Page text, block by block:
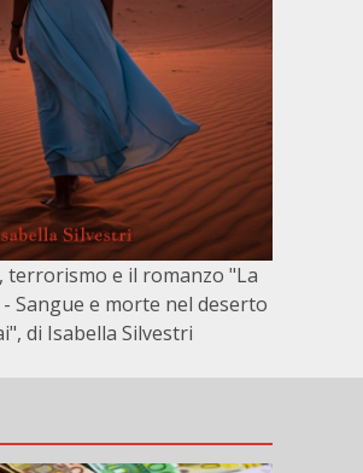
terrorismo e il romanzo "La
Sangue e morte nel deserto
di Isabella Silvestri